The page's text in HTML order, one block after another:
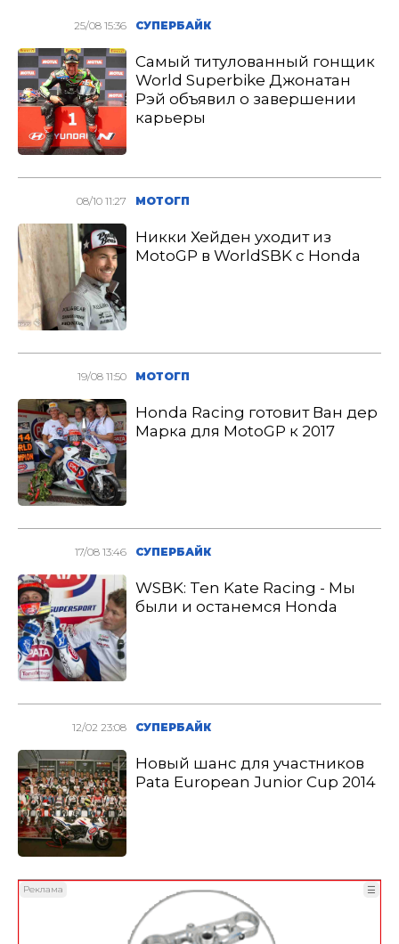
25/08 15:36 СУПЕРБАЙК
Самый титулованный гонщик
World Superbike Джонатан
Рэй объявил о завершении
карьеры
08/10 11:27 МОТОГП
Никки Хейден уходит из
MotoGP в WorldSBK с Honda
19/08 11:50 МОТОГП
Honda Racing готовит Ван дер
Марка для MotoGP к 2017
17/08 13:46 СУПЕРБАЙК
WSBK: Ten Kate Racing - Мы
были и останемся Honda
12/02 23:08 СУПЕРБАЙК
Новый шанс для участников
Pata European Junior Cup 2014
Реклама ☰